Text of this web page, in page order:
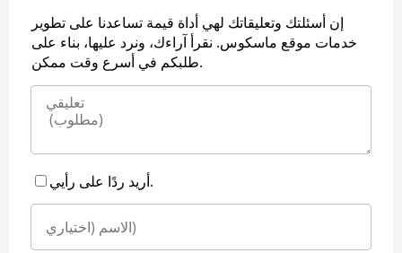
إن أسئلتك وتعليقاتك لهي أداة قيمة تساعدنا على تطوير
خدمات موقع ماسكوس. نقرأ آراءك، ونرد عليها، بناء على
طلبكم في أسرع وقت ممكن.
أريد ردًا على رأيي.